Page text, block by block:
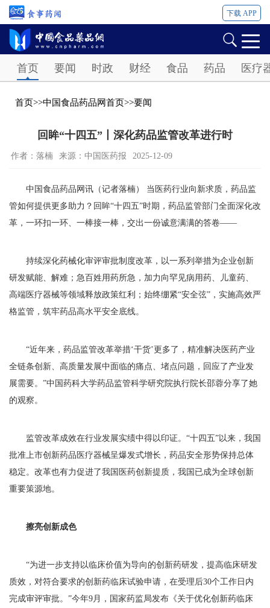
下载 APP
首页 要闻 时政 财经 食品 药品 医疗
首页>>中国食品药品网首页>>要闻
回眸“十四五”丨深化药品监管改革进行时
作者：落楠 来源：中国医药报 2025-12-09
中国食品药品网讯（记者落楠） 当医药行业向新求质，药品监
管如何提供更多助力？回眸“十四五”时期，药品监管部门全面深化改
革，一环扣一环、一棒接一棒，交出一份诚意满满的答卷——
持续深化药械化审评审批制度改革，以一系列举措为企业创新
研发赋能、解难；急百姓用药所急，加力向罕见病用药、儿童药、
高端医疗器械等领域释放政策红利；始终绷紧“安全弦”，实施高效严
格监管，筑牢药品高水平安全底线。
“近年来，药品监管改革举措‘干货’更多了，精准解决医药产业
全链条创新、高质量发展中面临的痛点、堵点问题，回应了产业发
展需要。”中国药科大学药品监管科学研究院执行院长邵蓉分享了她
的观察。
监管改革成效在行业发展实绩中得以印证。“十四五”以来，我国
批准上市创新药品医疗器械呈爆发式增长，药品安全形势保持总体
稳定。改革也有力促进了我国医药创新提质，我国已成为全球创新
重要策源地。
擦亮创新成色
“为进一步支持以临床价值为导向的创新药研发，提高临床研发
质效，对符合要求的创新药临床试验申请，在受理后30个工作日内
完成审评审批。”今年9月，国家药监局发布《关于优化创新药临床